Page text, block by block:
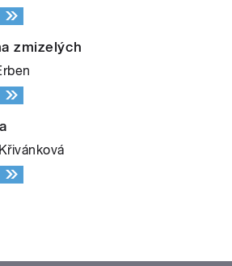
zmizelých